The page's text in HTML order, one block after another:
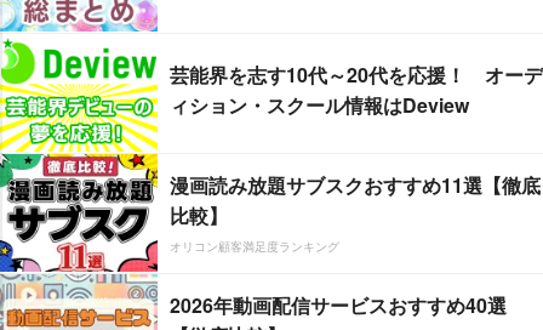
芸能界を志す10代～20代を応援！ オーデ
ィション・スクール情報はDeview
漫画読み放題サブスクおすすめ11選【徹底
比較】
オリコン顧客満足度ランキング
2026年動画配信サービスおすすめ40選